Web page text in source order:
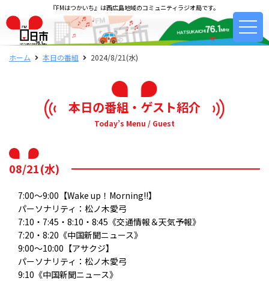
『FMはつかいち』は西広島地域のコミュニティラジオ局です。
ホーム 本日の番組 2024/8/21(水)
本日の番組・ゲスト紹介
Today’s Menu / Guest
08/21(水)
7:00～9:00【Wake up！Morning!!】
パーソナリティ：松ノ木愛弓
7:10・7:45・8:10・8:45《交通情報＆天気予報》
7:20・8:20《中国新聞ニュース》
9:00～10:00【アサクジ】
パーソナリティ：松ノ木愛弓
9:10《中国新聞ニュース》